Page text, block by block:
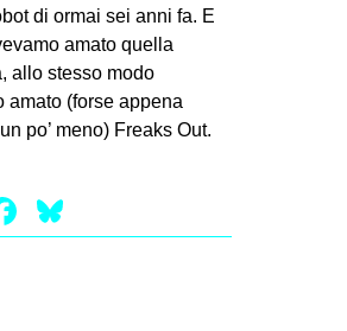
AMBIENTE
ANTIFASCISMO
ALL’ABITARE
GENERI
PRECARIATO
di ormai sei anni fa. E
amato quella
allo stesso modo
amato (forse appena
po’ meno) Freaks Out.
Facebook